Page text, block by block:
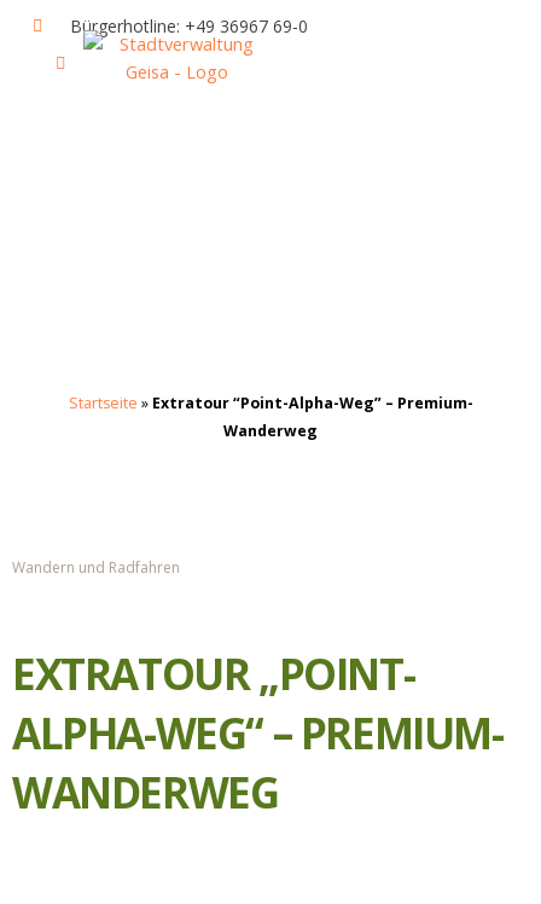
springen
Bürgerhotline: +49 36967 69-0
Startseite » Extratour “Point-Alpha-Weg” – Premium-
Wanderweg
Wandern und Radfahren
EXTRATOUR „POINT-
ALPHA-WEG“ – PREMIUM-
WANDERWEG